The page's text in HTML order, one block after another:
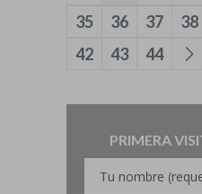
35
36 37 38
42
43 44
PRIMERA